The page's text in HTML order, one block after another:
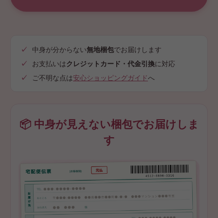
中身が分からない無地梱包でお届けします
お支払いはクレジットカード・代金引換に対応
ご不明な点は安心ショッピングガイドへ
📦 中身が見えない梱包でお届けしま
す